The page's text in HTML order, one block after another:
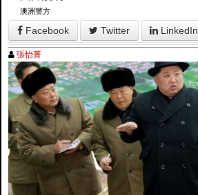
澳洲警方
Facebook Twitter LinkedIn
張怡菁